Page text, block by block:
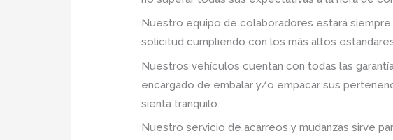
Nuestro equipo de colaboradores estará
solicitud cumpliendo con los más altos
Nuestros vehículos cuentan con todas las
encargado de embalar y/o empacar sus
sienta tranquilo.
Nuestro servicio de acarreos y mudanzas sirve